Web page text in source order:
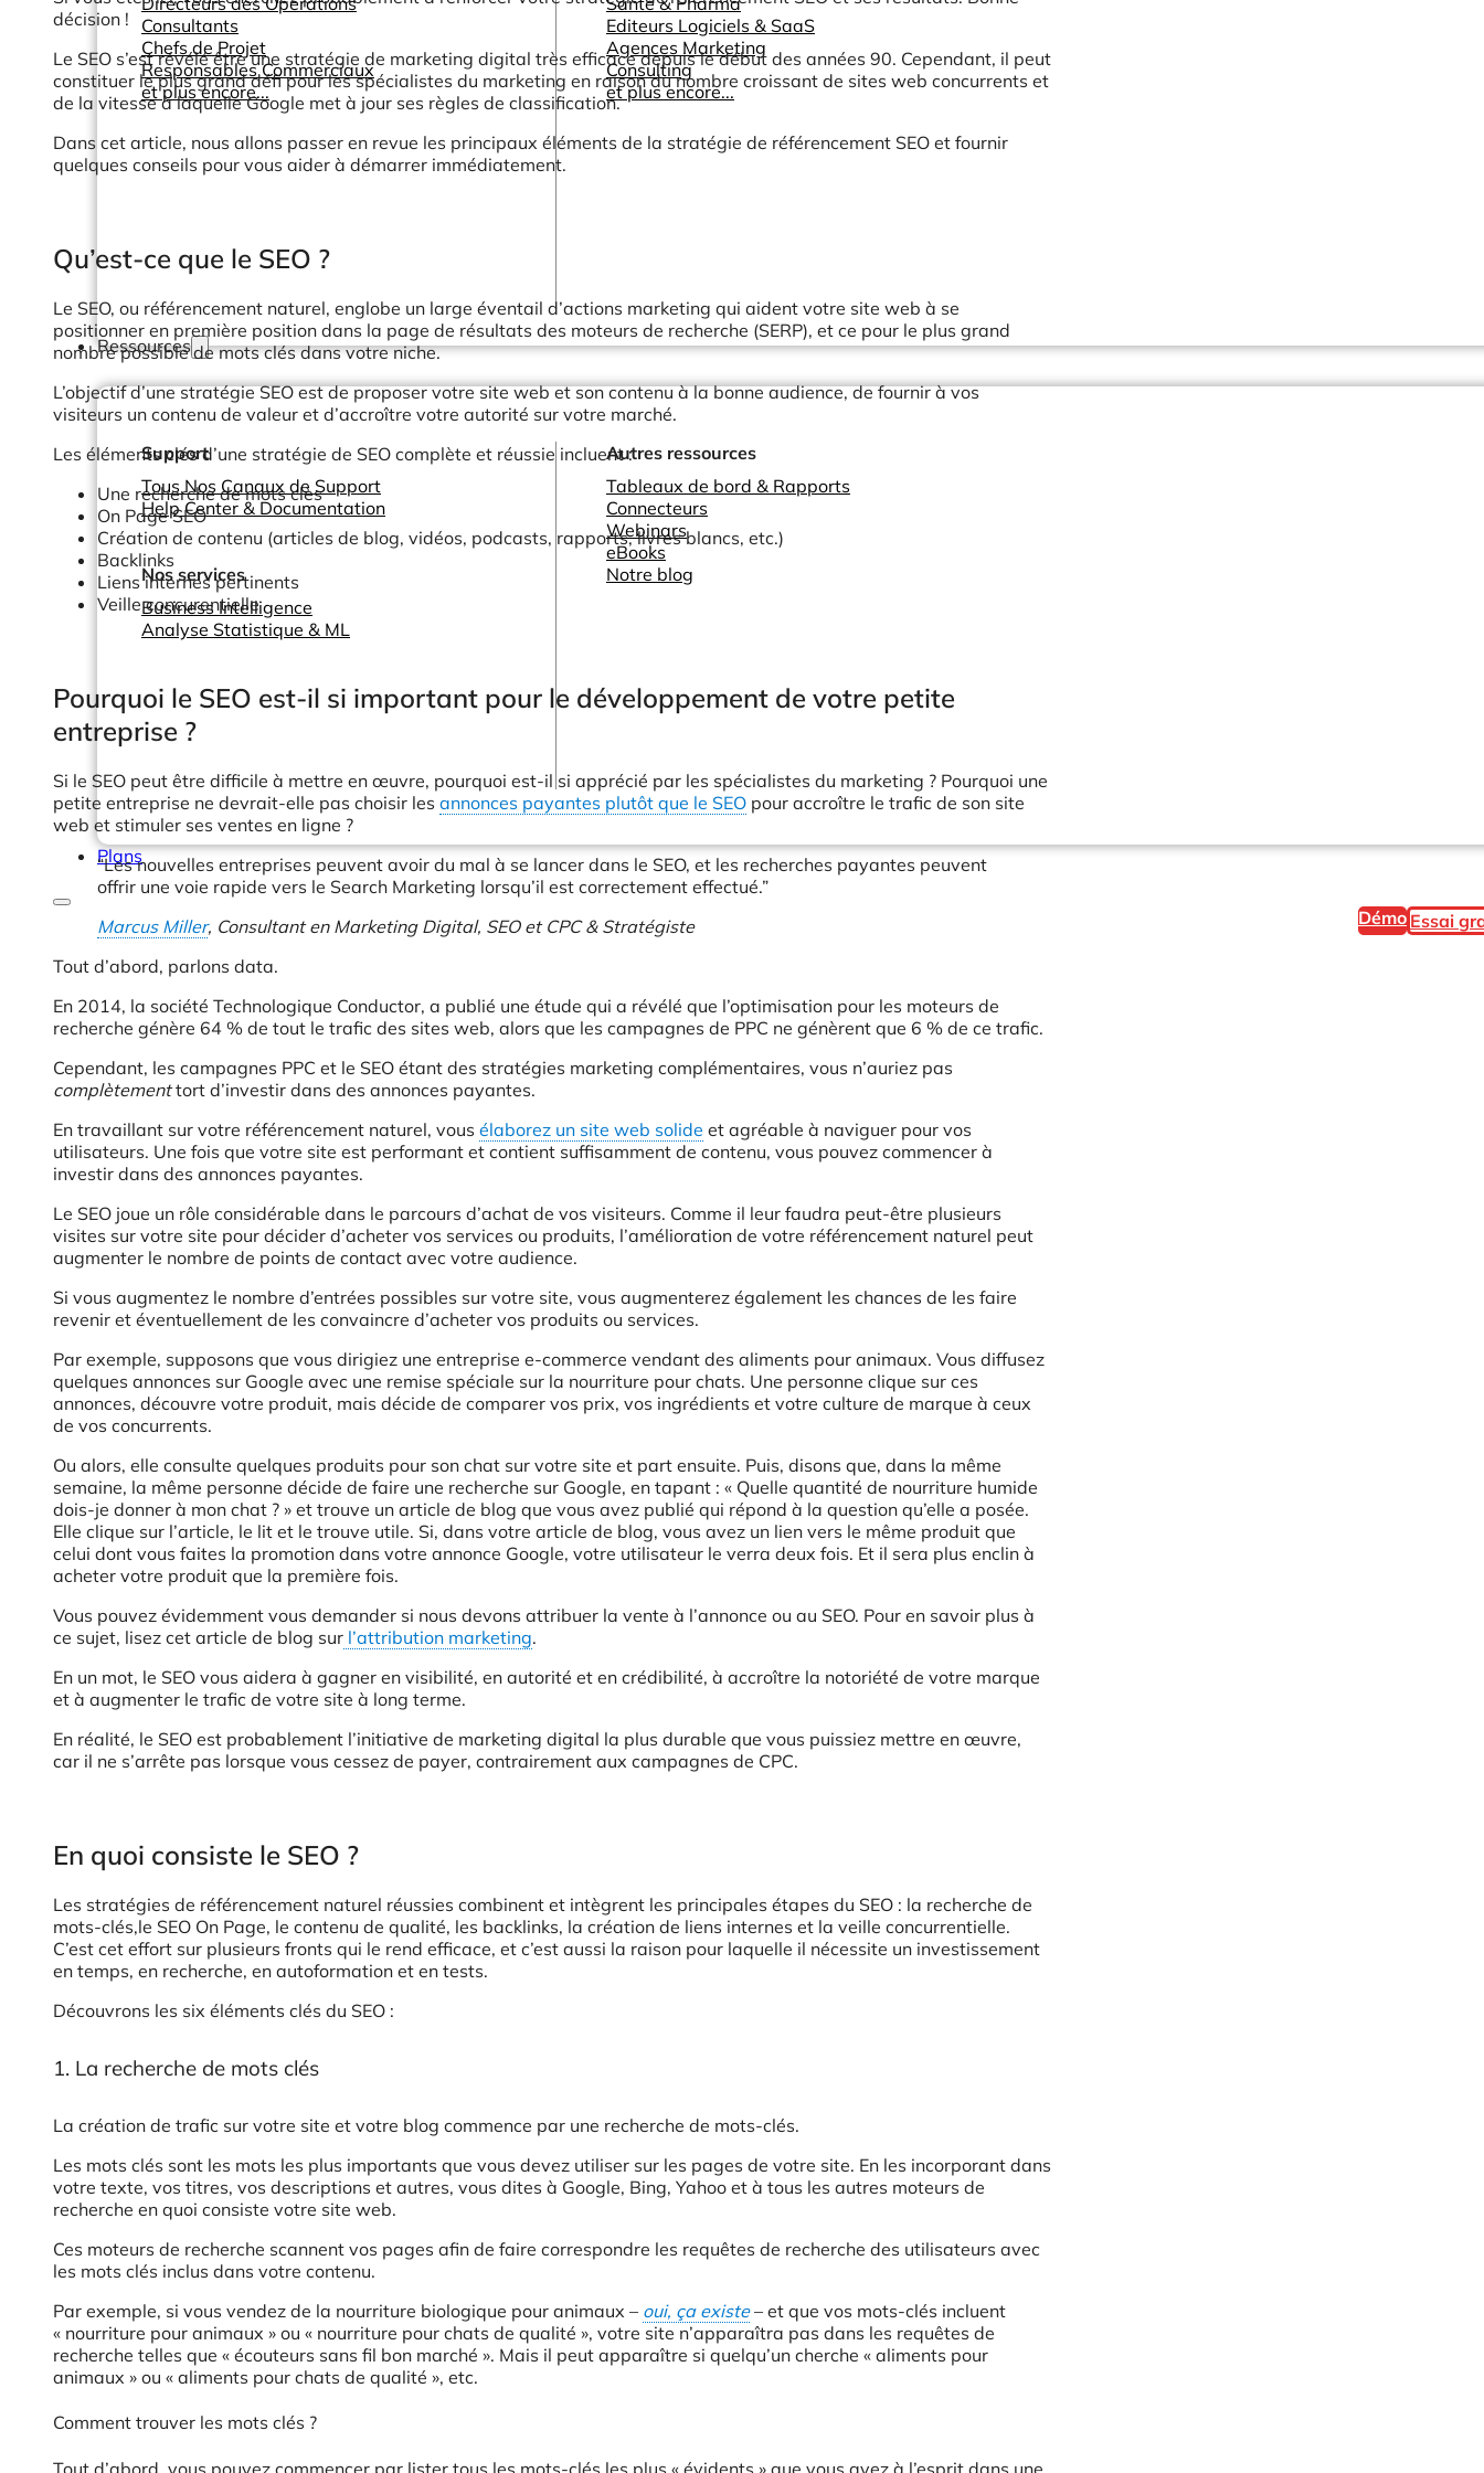
Consultants
Chefs de Projet
Responsables Commerciaux
et plus encore...
Editeurs Logiciels & SaaS
Agences Marketing
Consulting
et plus encore...
Ressources
Support
Tous Nos Canaux de Support
Help Center & Documentation
Nos services
Business Intelligence
Analyse Statistique & ML
Autres ressources
Tableaux de bord & Rapports
Connecteurs
Webinars
eBooks
Notre blog
Plans
Démo Essai
décision !
Le SEO s’est révélé être une stratégie de marketing digital très efficace depuis le début des années 90. Cependant, il peut
constituer le plus grand défi pour les spécialistes du marketing en raison du nombre croissant de sites web concurrents et
de la vitesse à laquelle Google met à jour ses règles de classification.
Dans cet article, nous allons passer en revue les principaux éléments de la stratégie de référencement SEO et fournir
quelques conseils pour vous aider à démarrer immédiatement.
Qu’est-ce que le SEO ?
Le SEO, ou référencement naturel, englobe un large éventail d’actions marketing qui aident votre site web à se
positionner en première position dans la page de résultats des moteurs de recherche (SERP), et ce pour le plus grand
nombre possible de mots clés dans votre niche.
L’objectif d’une stratégie SEO est de proposer votre site web et son contenu à la bonne audience, de fournir à vos
visiteurs un contenu de valeur et d’accroître votre autorité sur votre marché.
Les éléments clés d’une stratégie de SEO complète et réussie incluent :
Une recherche de mots clès
On Page SEO
Création de contenu (articles de blog, vidéos, podcasts, rapports, livres blancs, etc.)
Backlinks
Liens internes pertinents
Veille concurentielle
Pourquoi le SEO est-il si important pour le développement de votre petite
entreprise ?
Si le SEO peut être difficile à mettre en œuvre, pourquoi est-il si apprécié par les spécialistes du marketing ? Pourquoi une
petite entreprise ne devrait-elle pas choisir les annonces payantes plutôt que le SEO pour accroître le trafic de son site
web et stimuler ses ventes en ligne ?
“Les nouvelles entreprises peuvent avoir du mal à se lancer dans le SEO, et les recherches payantes peuvent
offrir une voie rapide vers le Search Marketing lorsqu’il est correctement effectué.”
Marcus Miller, Consultant en Marketing Digital, SEO et CPC & Stratégiste
Tout d’abord, parlons data.
En 2014, la société Technologique Conductor, a publié une étude qui a révélé que l’optimisation pour les moteurs de
recherche génère 64 % de tout le trafic des sites web, alors que les campagnes de PPC ne génèrent que 6 % de ce trafic.
Cependant, les campagnes PPC et le SEO étant des stratégies marketing complémentaires, vous n’auriez pas
complètementtort d’investir dans des annonces payantes.
En travaillant sur votre référencement naturel, vous élaborez un site web solide et agréable à naviguer pour vos
utilisateurs. Une fois que votre site est performant et contient suffisamment de contenu, vous pouvez commencer à
investir dans des annonces payantes.
Le SEO joue un rôle considérable dans le parcours d’achat de vos visiteurs. Comme il leur faudra peut-être plusieurs
visites sur votre site pour décider d’acheter vos services ou produits, l’amélioration de votre référencement naturel peut
augmenter le nombre de points de contact avec votre audience.
Si vous augmentez le nombre d’entrées possibles sur votre site, vous augmenterez également les chances de les faire
revenir et éventuellement de les convaincre d’acheter vos produits ou services.
Par exemple, supposons que vous dirigiez une entreprise e-commerce vendant des aliments pour animaux. Vous diffusez
quelques annonces sur Google avec une remise spéciale sur la nourriture pour chats. Une personne clique sur ces
annonces, découvre votre produit, mais décide de comparer vos prix, vos ingrédients et votre culture de marque à ceux
de vos concurrents.
Ou alors, elle consulte quelques produits pour son chat sur votre site et part ensuite. Puis, disons que, dans la même
semaine, la même personne décide de faire une recherche sur Google, en tapant : « Quelle quantité de nourriture humide
dois-je donner à mon chat ? » et trouve un article de blog que vous avez publié qui répond à la question qu’elle a posée.
Elle clique sur l’article, le lit et le trouve utile. Si, dans votre article de blog, vous avez un lien vers le même produit que
celui dont vous faites la promotion dans votre annonce Google, votre utilisateur le verra deux fois. Et il sera plus enclin à
acheter votre produit que la première fois.
Vous pouvez évidemment vous demander si nous devons attribuer la vente à l’annonce ou au SEO. Pour en savoir plus à
ce sujet, lisez cet article de blog sur l’attribution marketing.
En un mot, le SEO vous aidera à gagner en visibilité, en autorité et en crédibilité, à accroître la notoriété de votre marque
et à augmenter le trafic de votre site à long terme.
En réalité, le SEO est probablement l’initiative de marketing digital la plus durable que vous puissiez mettre en œuvre,
car il ne s’arrête pas lorsque vous cessez de payer, contrairement aux campagnes de CPC.
En quoi consiste le SEO ?
Les stratégies de référencement naturel réussies combinent et intègrent les principales étapes du SEO : la recherche de
mots-clés,le SEO On Page, le contenu de qualité, les backlinks, la création de liens internes et la veille concurrentielle.
C’est cet effort sur plusieurs fronts qui le rend efficace, et c’est aussi la raison pour laquelle il nécessite un investissement
en temps, en recherche, en autoformation et en tests.
Découvrons les six éléments clés du SEO :
1. La recherche de mots clés
La création de trafic sur votre site et votre blog commence par une recherche de mots-clés.
Les mots clés sont les mots les plus importants que vous devez utiliser sur les pages de votre site. En les incorporant dans
votre texte, vos titres, vos descriptions et autres, vous dites à Google, Bing, Yahoo et à tous les autres moteurs de
recherche en quoi consiste votre site web.
Ces moteurs de recherche scannent vos pages afin de faire correspondre les requêtes de recherche des utilisateurs avec
les mots clés inclus dans votre contenu.
Par exemple, si vous vendez de la nourriture biologique pour animaux – oui, ça existe – et que vos mots-clés incluent
« nourriture pour animaux » ou « nourriture pour chats de qualité », votre site n’apparaîtra pas dans les requêtes de
recherche telles que « écouteurs sans fil bon marché ». Mais il peut apparaître si quelqu’un cherche « aliments pour
animaux » ou « aliments pour chats de qualité », etc.
Comment trouver les mots clés ?
Tout d’abord, vous pouvez commencer par lister tous les mots-clés les plus « évidents » que vous avez à l’esprit dans une